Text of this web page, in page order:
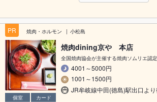
PR 焼肉・ホルモン 小松島
個室
カード
焼肉dining京や 本店
全国焼肉協会が主催する焼肉ソムリエ認
4001～5000円
1001～1500円
JR牟岐線中田(徳島)駅出口よ